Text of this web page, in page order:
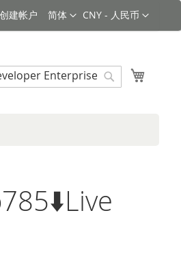
货币
CNY - 人民币
语言
简体
创建帐户